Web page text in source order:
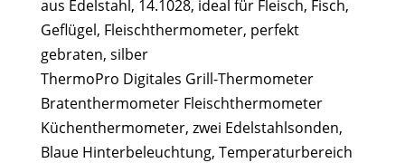
aus Edelstahl, 14.1028, ideal für Fleisch, Fisch,
Geflügel, Fleischthermometer, perfekt
gebraten, silber
ThermoPro Digitales Grill-Thermometer
Bratenthermometer Fleischthermometer
Küchenthermometer, zwei Edelstahlsonden,
Blaue Hinterbeleuchtung, Temperaturbereich